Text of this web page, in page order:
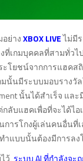
ย่างXBOX LIVEไม่มี
ที่เกมบุคคลที่สามทั่วไ
โยชน์จากการแฮคสถิ
มนั้นมีระบบมอบรางวั
นั้นได้สำเร็จ แล
ลับแฮคเพื่อที่จะได้ไอ
ารโกงผู้เล่นคนอื่นที่เ
ำแบบนั้นต้องมีการลง